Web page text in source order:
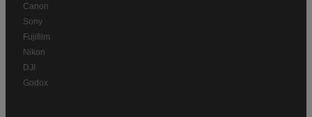
Canon
Sony
Fujifilm
Nikon
DJI
Godox